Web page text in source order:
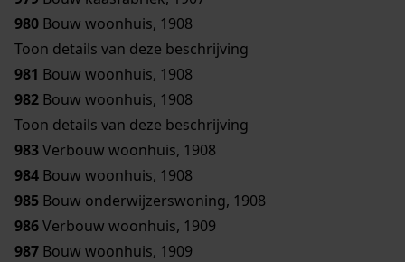
980 Bouw woonhuis, 1908
Toon details van deze beschrijving
981 Bouw woonhuis, 1908
982 Bouw woonhuis, 1908
Toon details van deze beschrijving
983Verbouw woonhuis, 1908
984 Bouw woonhuis, 1908
985 Bouw onderwijzerswoning, 1908
986Verbouw woonhuis, 1909
987 Bouw woonhuis, 1909